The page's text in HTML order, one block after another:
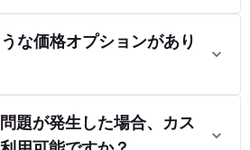
な価格オプションがあり
題が発生した場合、カス